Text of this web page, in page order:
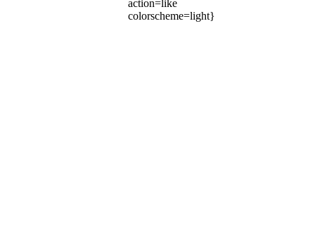
action=like
colorscheme=light}